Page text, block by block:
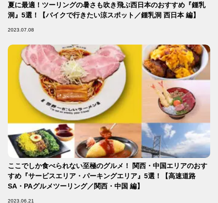
夏に最適！ツーリングの暑さも吹き飛ぶ西日本のおすすめ『鍾乳
洞』5選！【バイクで行きたい涼スポット／鍾乳洞 西日本 編】
2023.07.08
ここでしか食べられない至極のグルメ！ 関西・中国エリアのおす
すめ『サービスエリア・パーキングエリア』5選！【高速道路
SA・PAグルメツーリング／関西・中国 編】
2023.06.21